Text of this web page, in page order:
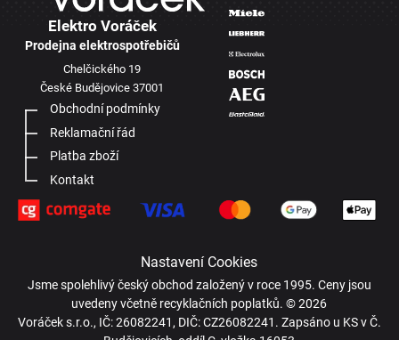
Elektro Voráček
Prodejna elektrospotřebičů
Chelčického 19
České Budějovice 37001
Obchodní podmínky
Reklamační řád
Platba zboží
Kontakt
Nastavení Cookies
Jsme spolehlivý český obchod založený v roce 1995. Ceny jsou
uvedeny včetně recyklačních poplatků. © 2026
Voráček s.r.o., IČ: 26082241, DIČ: CZ26082241. Zapsáno u KS v Č.